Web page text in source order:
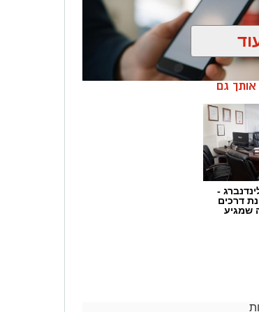
שעה אחר כך התקשרו אליו עם
אותך גם
-
דרכים
שמגיע